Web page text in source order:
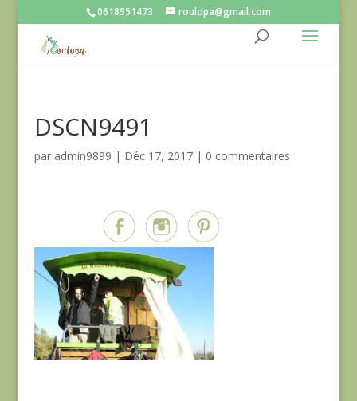
0618951473 roulopa@gmail.com
DSCN9491
par admin9899 | Déc 17, 2017| 0 commentaires